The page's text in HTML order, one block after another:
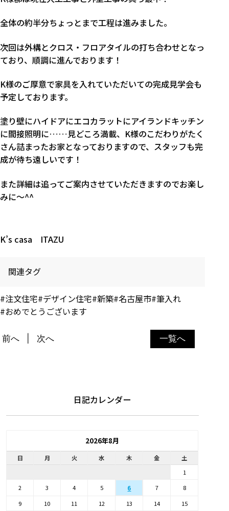
全体の約半分ちょっとまで工程は進みました。
次回は外構とクロス・フロアタイルの打ち合わせとなっ
ており、順調に進んでおります！
K様のご厚意で家具を入れていただいての完成見学会も
予定しております。
塗り壁にハイドアにエコカラットにアイランドキッチン
に間接照明に……見どころ満載、K様のこだわりがたく
さん詰まったお家となっておりますので、スタッフも完
成が待ち遠しいです！
また詳細は追ってご案内させていただきますのでお楽し
みに～^^
K’s casa ITAZU
関連タグ
#注文住宅#デザイン住宅#新築#名古屋市#筆入れ
#おめでとうございます
一覧へ
前へ 次へ
日記カレンダー
2026年8月
日 月 火 水 木 金 土
1
2
3 4 5 6 7
8
9
10 11 12 13 14
15